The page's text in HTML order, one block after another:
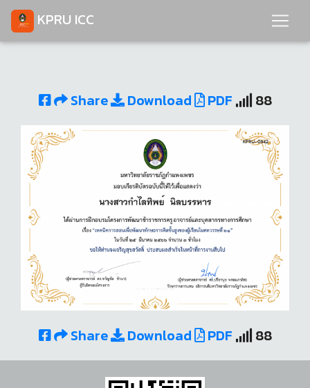
KPRU ICC
Share Download PDF 88
Share Download PDF 88